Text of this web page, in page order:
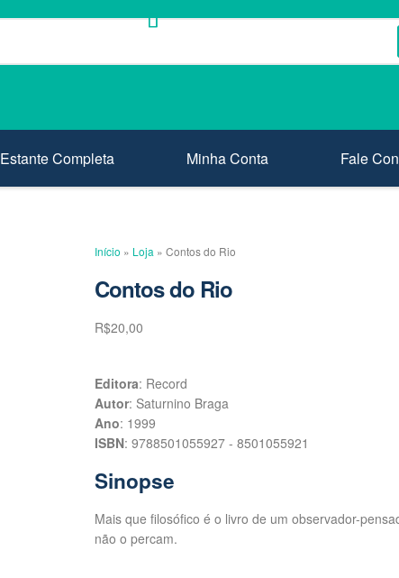
Estante Completa Minha Conta Fale
Início » Loja » Contos do Rio
Contos do Rio
R$20,00
Editora: Record
Autor: Saturnino Braga
Ano: 1999
ISBN: 9788501055927 - 8501055921
Sinopse
Mais que filosófico é o livro de um observador-
não o percam.